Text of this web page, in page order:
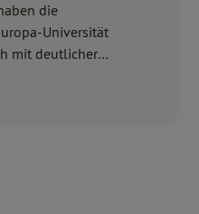
die
Universität
mit deutlicher